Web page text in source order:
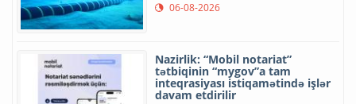
06-08-2026
Nazirlik: “Mobil notariat”
tətbiqinin “mygov”a tam
inteqrasiyası istiqamətində işlər
davam etdirilir